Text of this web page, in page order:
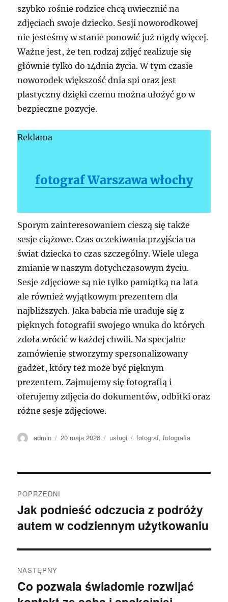
szybko rośnie rodzice chcą uwiecznić na
zdjęciach swoje dziecko. Sesji noworodkowej
nie jesteśmy w stanie ponowić już nigdy więcej.
Ważne jest, że ten rodzaj zdjęć realizuje się
głównie tylko do 14dnia życia. W tym czasie
noworodek większość dnia spi oraz jest
plastyczny dzięki czemu można ułożyć go w
bezpieczne pozycje.
Reklama
fotograf Warszawa włochy
Sporym zainteresowaniem cieszą się także
sesje ciążowe. Czas oczekiwania przyjścia na
świat dziecka to czas szczególny. Wiele ulega
zmianie w naszym dotychczasowym życiu.
Sesje zdjęciowe są nie tylko pamiątką na lata
ale również wyjątkowym prezentem dla
najbliższych. Jaka babcia nie uraduje się z
pięknych fotografii swojego wnuka do których
zdoła wrócić w każdej chwili. Na specjalne
zamówienie stworzymy spersonalizowany
gadżet, który też może być pięknym
prezentem. Zajmujemy się fotografią i
oferujemy zdjęcia do dokumentów, odbitki oraz
różne sesje zdjęciowe.
Autor
admin
Data
20 maja 2026 Kategorie
usługi Tagi
fotograf,fotografia
wpisu
POPRZEDNI
Poprzedni
wpis:
Jak podnieść odczucia z podróży
autem w codziennym użytkowaniu
NASTĘPNY
Następny
wpis:
Co pozwala świadomie rozwijać